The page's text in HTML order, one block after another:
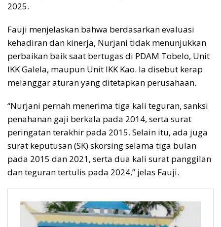
2025.
Fauji menjelaskan bahwa berdasarkan evaluasi
kehadiran dan kinerja, Nurjani tidak menunjukkan
perbaikan baik saat bertugas di PDAM Tobelo, Unit
IKK Galela, maupun Unit IKK Kao. Ia disebut kerap
melanggar aturan yang ditetapkan perusahaan.
“Nurjani pernah menerima tiga kali teguran, sanksi
penahanan gaji berkala pada 2014, serta surat
peringatan terakhir pada 2015. Selain itu, ada juga
surat keputusan (SK) skorsing selama tiga bulan
pada 2015 dan 2021, serta dua kali surat panggilan
dan teguran tertulis pada 2024,” jelas Fauji.